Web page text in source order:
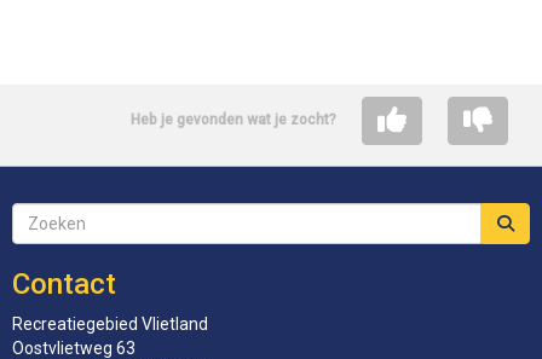
Heb je gevonden wat je zocht?
Contact
Recreatiegebied Vlietland
Oostvlietweg 63